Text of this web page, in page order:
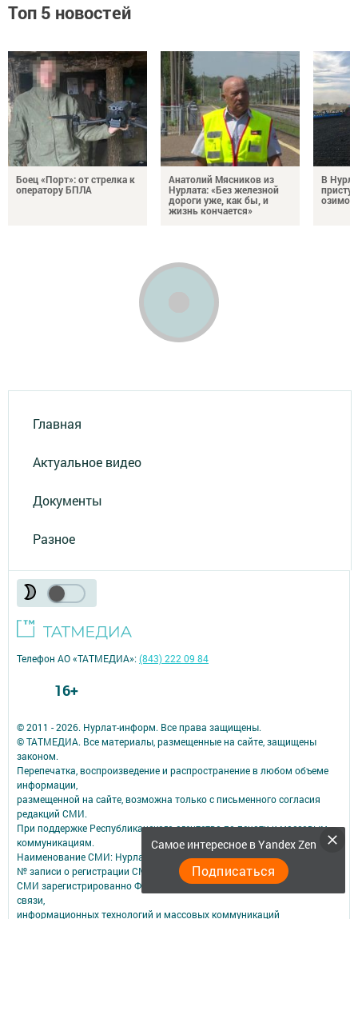
Топ 5 новостей
Боец «Порт»: от стрелка к
оператору БПЛА
Анатолий Мясников из
Нурлата: «Без железной
дороги уже, как бы, и
жизнь кончается»
В
Главная
Актуальное видео
Документы
Разное
Самое интересное в Yandex Zen
Подписаться
© 2011 - 2026. Нурлат-⁠информ. Все права защищены.
© ТАТМЕДИА. Все материалы, размещенные на сайте, защищены
законом.
Перепечатка, воспроизведение и распространение в любом объеме
информации,
размещенной на сайте, возможна только с письменного согласия
редакций СМИ.
При поддержке Республиканского агентства по печати и массовым
коммуникациям.
Наименование СМИ: Нурлат-⁠информ
№ записи о регистрации СМИ, дата: ЭЛ № ФС 77 -⁠ 73782 от 05.10.2018
СМИ зарегистрированно Федеральной службой по надзору в сфере
связи,
информационных технологий и массовых коммуникаций
Телефон АО «ТАТМЕДИА»:(843) 222 09 84
16+